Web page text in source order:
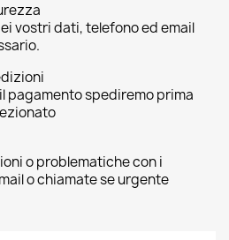
vostri dati, telefono ed email
pagamento spediremo prima
o problematiche con i
o chiamate se urgente